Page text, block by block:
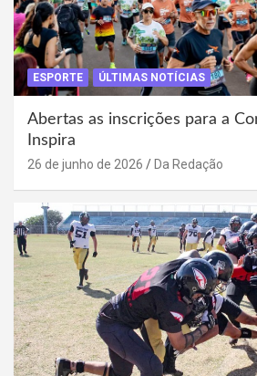
ESPORTE ÚLTIMAS NOTÍCIAS
Abertas as inscrições para a
Inspira
26 de junho de 2026 Da Redação